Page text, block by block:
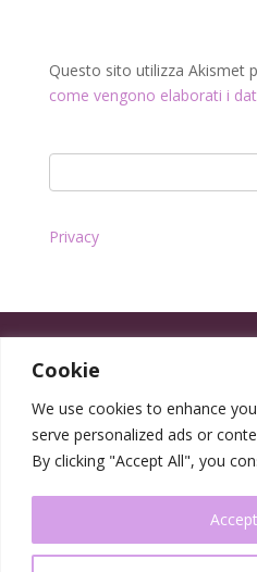
Cookie
We use cookies to enhance
serve personalized ads or
By clicking "Accept All", you
Questo sito utilizza Akismet
come vengono elaborati i
Privacy